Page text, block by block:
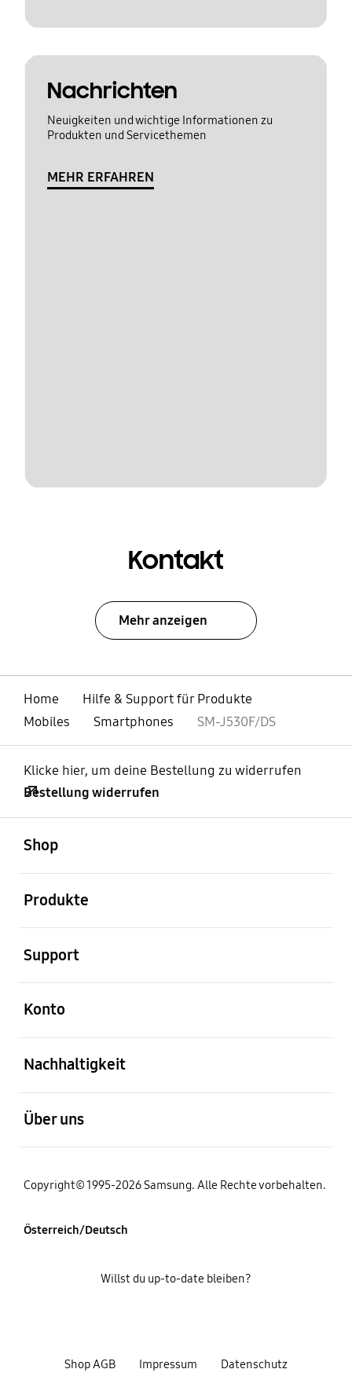
Nachrichten
Neuigkeiten und wichtige Informationen zu
Produkten und Servicethemen
MEHR ERFAHREN
Kontakt
Mehr anzeigen
Home
Hilfe & Support für Produkte
Mobiles
Smartphones SM-J530F/DS
Klicke hier, um deine Bestellung zu widerrufen
Bestellung widerrufen
Shop
Produkte
Support
Konto
Nachhaltigkeit
Über uns
Copyright© 1995-2026 Samsung. Alle Rechte vorbehalten.
Österreich/Deutsch
Shop AGB Impressum Datenschutz
Willst du up-to-date bleiben?